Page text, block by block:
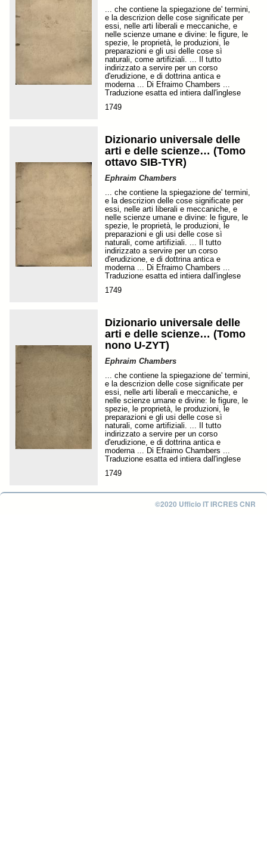
... che contiene la spiegazione de' termini,
e la descrizion delle cose significate per
essi, nelle arti liberali e meccaniche, e
nelle scienze umane e divine: le figure, le
spezie, le proprietà, le produzioni, le
preparazioni e gli usi delle cose sì
naturali, come artifiziali. ... Il tutto
indirizzato a servire per un corso
d'erudizione, e di dottrina antica e
moderna ... Di Efraimo Chambers ...
Traduzione esatta ed intiera dall'inglese
1749
Dizionario universale delle
arti e delle scienze… (Tomo
ottavo SIB-TYR)
Ephraim Chambers
... che contiene la spiegazione de' termini,
e la descrizion delle cose significate per
essi, nelle arti liberali e meccaniche, e
nelle scienze umane e divine: le figure, le
spezie, le proprietà, le produzioni, le
preparazioni e gli usi delle cose sì
naturali, come artifiziali. ... Il tutto
indirizzato a servire per un corso
d'erudizione, e di dottrina antica e
moderna ... Di Efraimo Chambers ...
Traduzione esatta ed intiera dall'inglese
1749
Dizionario universale delle
arti e delle scienze… (Tomo
nono U-ZYT)
Ephraim Chambers
... che contiene la spiegazione de' termini,
e la descrizion delle cose significate per
essi, nelle arti liberali e meccaniche, e
nelle scienze umane e divine: le figure, le
spezie, le proprietà, le produzioni, le
preparazioni e gli usi delle cose sì
naturali, come artifiziali. ... Il tutto
indirizzato a servire per un corso
d'erudizione, e di dottrina antica e
moderna ... Di Efraimo Chambers ...
Traduzione esatta ed intiera dall'inglese
1749
©2020 Ufficio IT IRCRES CNR